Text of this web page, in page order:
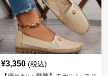
¥3,350 (税込)